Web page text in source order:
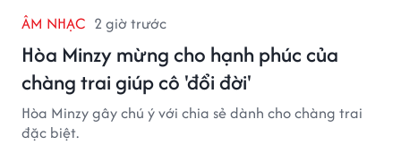
ÂM NHẠC 2 giờ trước
Hòa Minzy mừng cho hạnh phúc của
chàng trai giúp cô 'đổi đời'
Hòa Minzy gây chú ý với chia sẻ dành cho chàng trai
đặc biệt.